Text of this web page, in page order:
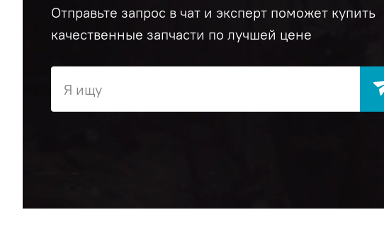
Отправьте запрос в чат и эксперт поможет купить
качественные запчасти по лучшей цене
Я ищу